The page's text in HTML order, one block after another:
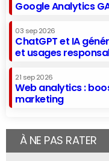
Google Analytics
03 sep 2026
ChatGPT et IA
et usages
21 sep 2026
Web analytics :
marketing
À NE PAS RATER